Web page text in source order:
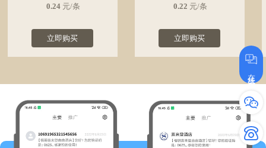
0.24 元/条
立即购买
0.22 元/条
立即购买
在线咨询